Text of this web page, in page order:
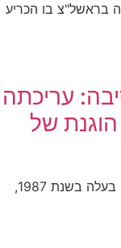
בראשל"צ בו הכריע
עריכתה
של
המנוחה, ילידת 1929, ערכה צוואה הדדית עם בעלה בשנת 1987,